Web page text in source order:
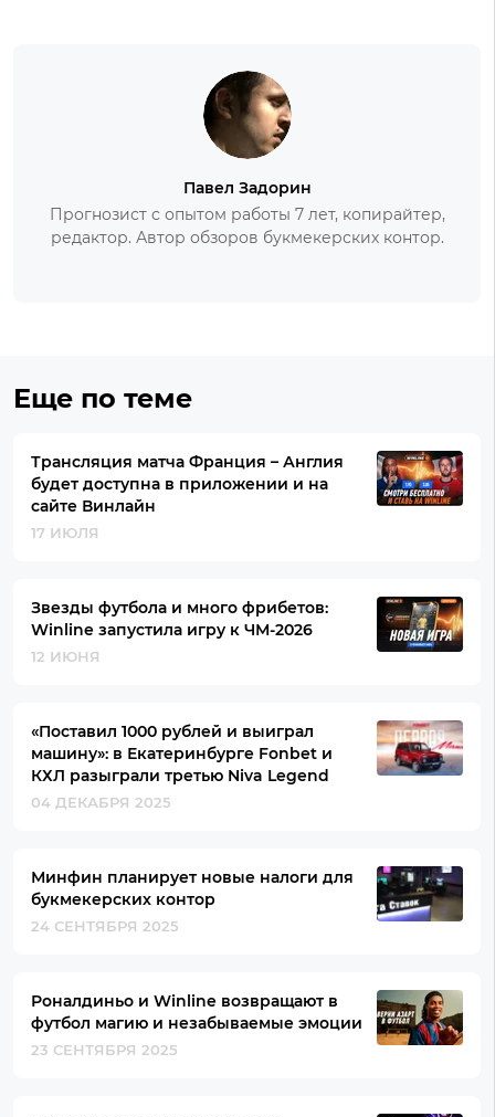
Павел Задорин
Прогнозист с опытом работы 7 лет, копирайтер,
редактор. Автор обзоров букмекерских контор.
Еще по теме
Трансляция матча Франция – Англия
будет доступна в приложении и на
сайте Винлайн
17 ИЮЛЯ
Звезды футбола и много фрибетов:
Winline запустила игру к ЧМ-2026
12 ИЮНЯ
«Поставил 1000 рублей и выиграл
машину»: в Екатеринбурге Fonbet и
КХЛ разыграли третью Niva Legend
04 ДЕКАБРЯ 2025
Минфин планирует новые налоги для
букмекерских контор
24 СЕНТЯБРЯ 2025
Роналдиньо и Winline возвращают в
футбол магию и незабываемые эмоции
23 СЕНТЯБРЯ 2025